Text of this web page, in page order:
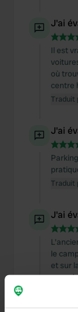
J'ai
Il est
où
centre
Traduit
J'ai
Traduit
J'ai
le
et sur
avec
plus